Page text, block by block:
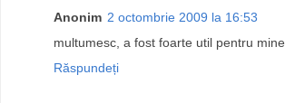
Anonim 2 octombrie 2009 la 16:53
multumesc, a fost foarte util pentru mine.
Răspundeți